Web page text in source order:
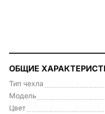
ОБЩИЕ
Тип чехла
Модель
Цвет